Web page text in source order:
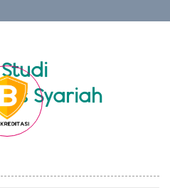
Syariah